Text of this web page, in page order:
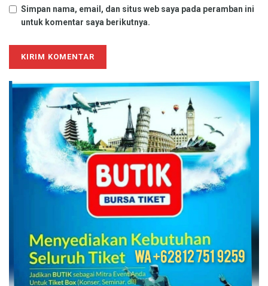
Simpan nama, email, dan situs web saya pada peramban ini
untuk komentar saya berikutnya.